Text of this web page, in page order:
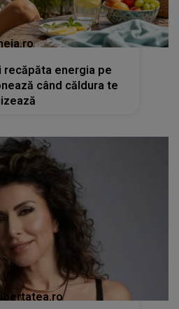
recăpăta energia pe
când căldura te